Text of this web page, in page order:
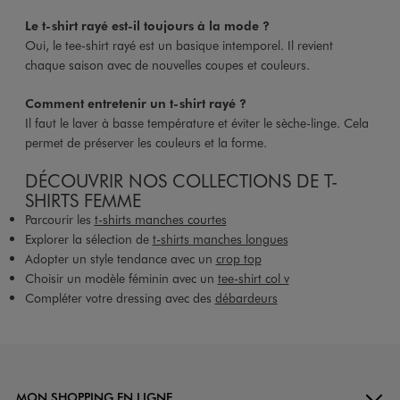
Le t-shirt rayé est-il toujours à la mode ?
Oui, le tee-shirt rayé est un basique intemporel. Il revient
chaque saison avec de nouvelles coupes et couleurs.
Comment entretenir un t-shirt rayé ?
Il faut le laver à basse température et éviter le sèche-linge. Cela
permet de préserver les couleurs et la forme.
DÉCOUVRIR NOS COLLECTIONS DE T-
SHIRTS FEMME
Parcourir les t-shirts manches courtes
Explorer la sélection de t-shirts manches longues
Adopter un style tendance avec un crop top
Choisir un modèle féminin avec un tee-shirt col v
Compléter votre dressing avec des débardeurs